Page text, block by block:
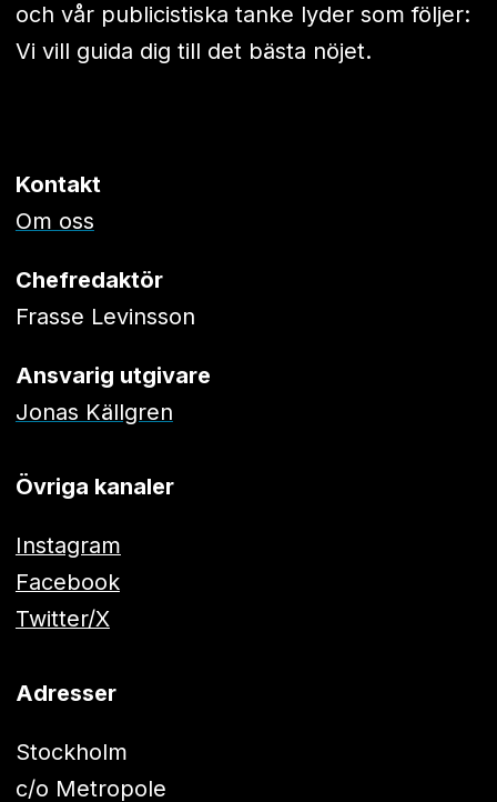
och vår publicistiska tanke lyder som följer:
Vi vill guida dig till det bästa nöjet.
Kontakt
Om oss
Chefredaktör
Frasse Levinsson
Ansvarig utgivare
Jonas Källgren
Övriga kanaler
Instagram
Facebook
Twitter/X
Adresser
Stockholm
c/o Metropole